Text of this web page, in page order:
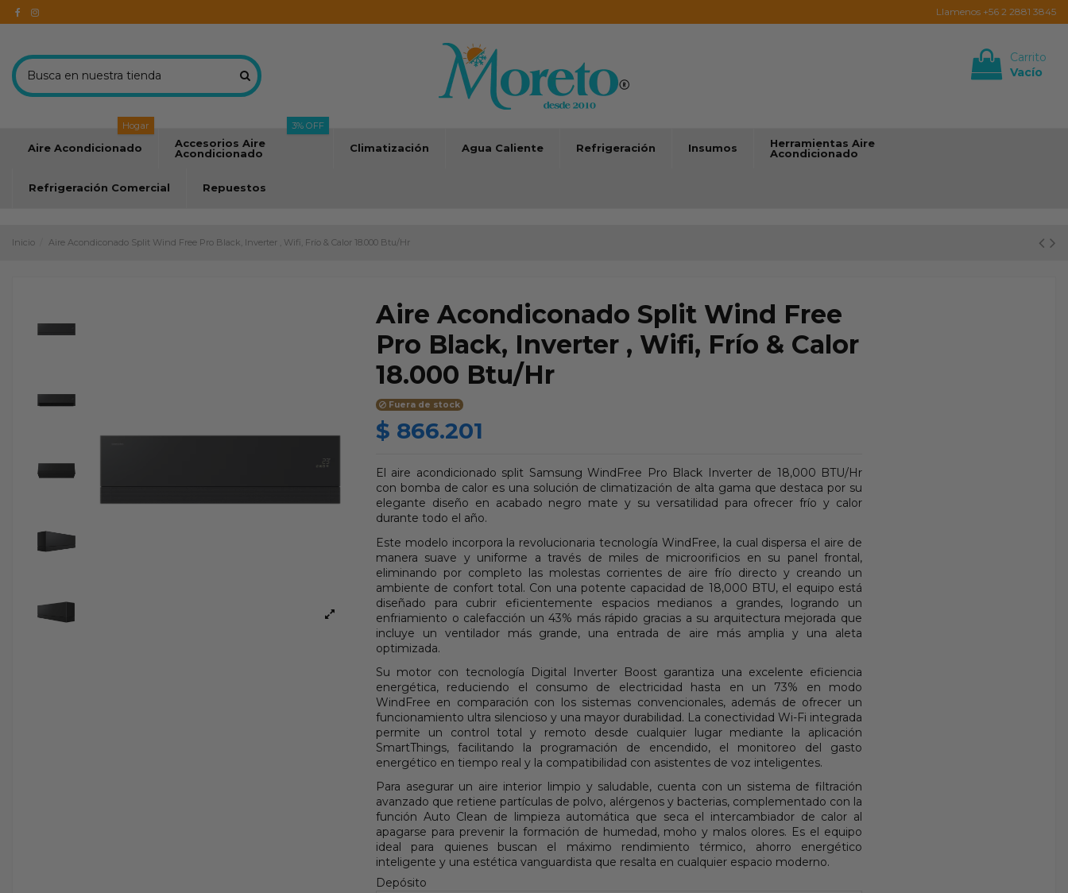
Llamenos +56 2 2881 3845
Carrito
Vacío
Aire Acondicionado
Hogar
Accesorios Aire
Acondicionado
3% OFF
Climatización Agua Caliente Refrigeración Insumos
Herramientas Aire
Acondicionado
Refrigeración Comercial Repuestos
Inicio Aire Acondiconado Split Wind Free Pro Black, Inverter , Wifi, Frío & Calor 18.000 Btu/Hr
Aire Acondiconado Split Wind Free
Pro Black, Inverter , Wifi, Frío & Calor
18.000 Btu/Hr
Fuera de stock
$ 866.201
El aire acondicionado split Samsung WindFree Pro Black Inverter de 18,000 BTU/Hr
con bomba de calor es una solución de climatización de alta gama que destaca por su
elegante diseño en acabado negro mate y su versatilidad para ofrecer frío y calor
durante todo el año.
Este modelo incorpora la revolucionaria tecnología WindFree, la cual dispersa el aire de
manera suave y uniforme a través de miles de microorificios en su panel frontal,
eliminando por completo las molestas corrientes de aire frío directo y creando un
ambiente de confort total. Con una potente capacidad de 18,000 BTU, el equipo está
diseñado para cubrir eficientemente espacios medianos a grandes, logrando un
enfriamiento o calefacción un 43% más rápido gracias a su arquitectura mejorada que
incluye un ventilador más grande, una entrada de aire más amplia y una aleta
optimizada.
Su motor con tecnología Digital Inverter Boost garantiza una excelente eficiencia
energética, reduciendo el consumo de electricidad hasta en un 73% en modo
WindFree en comparación con los sistemas convencionales, además de ofrecer un
funcionamiento ultra silencioso y una mayor durabilidad. La conectividad Wi-Fi integrada
permite un control total y remoto desde cualquier lugar mediante la aplicación
SmartThings, facilitando la programación de encendido, el monitoreo del gasto
energético en tiempo real y la compatibilidad con asistentes de voz inteligentes.
Para asegurar un aire interior limpio y saludable, cuenta con un sistema de filtración
avanzado que retiene partículas de polvo, alérgenos y bacterias, complementado con la
función Auto Clean de limpieza automática que seca el intercambiador de calor al
apagarse para prevenir la formación de humedad, moho y malos olores. Es el equipo
ideal para quienes buscan el máximo rendimiento térmico, ahorro energético
inteligente y una estética vanguardista que resalta en cualquier espacio moderno.
Depósito